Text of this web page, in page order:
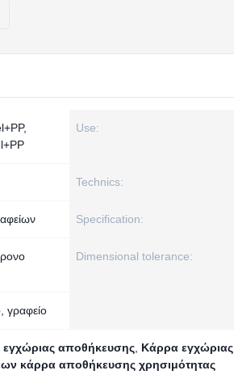
Use:
Technics:
Specification:
Dimensional tolerance:
γραφείο
αποθήκευσης Κάρρα
κάρρα αποθήκευσης χρησιμότητας